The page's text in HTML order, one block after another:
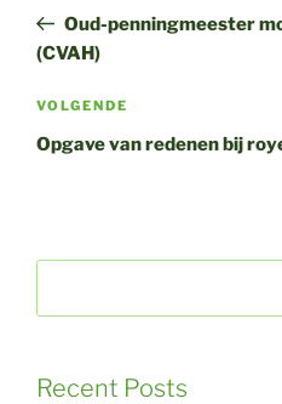
bericht
Oud-penningmeester
(CVAH)
Volgend
bericht
VOLGENDE
Opgave van redenen bij
Recent Posts